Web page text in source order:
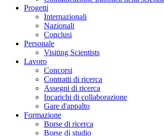
Progetti
Internazionali
Nazionali
Conclusi
Personale
Visiting Scientists
Lavoro
Concorsi
Contratti di ricerca
Assegni di ricerca
Incarichi di collaborazione
Gare d'appalto
Formazione
Borse di ricerca
Borse di studio